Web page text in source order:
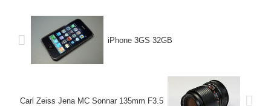
iPhone 3GS 32GB
Carl Zeiss Jena MC Sonnar 135mm F3.5